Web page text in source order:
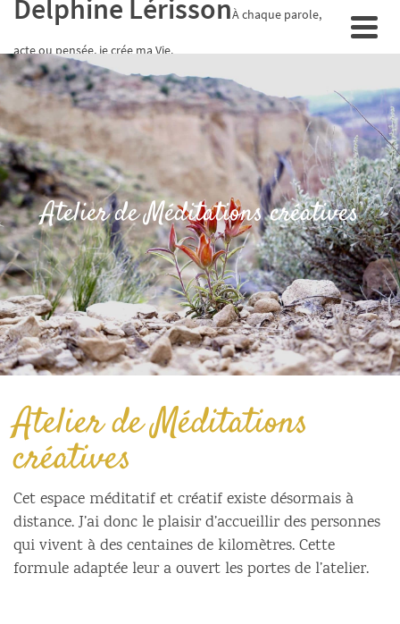
Delphine LérissonÀ chaque parole,
acte ou pensée, je crée ma Vie.
Atelier de Méditations créatives
Atelier de Méditations
créatives
Cet espace méditatif et créatif existe désormais à
distance. J’ai donc le plaisir d’accueillir des personnes
qui vivent à des centaines de kilomètres. Cette
formule adaptée leur a ouvert les portes de l’atelier.